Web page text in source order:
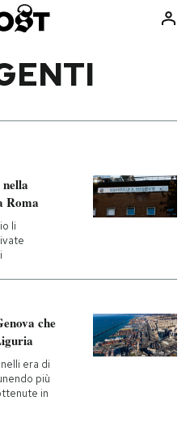
Consumismi
Storie/Idee
Mondiali calcio 2026
Roma
li
che
era di
più
in